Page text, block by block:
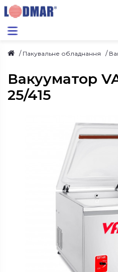
Пакувальне обладнання
Вакууматор
25/415